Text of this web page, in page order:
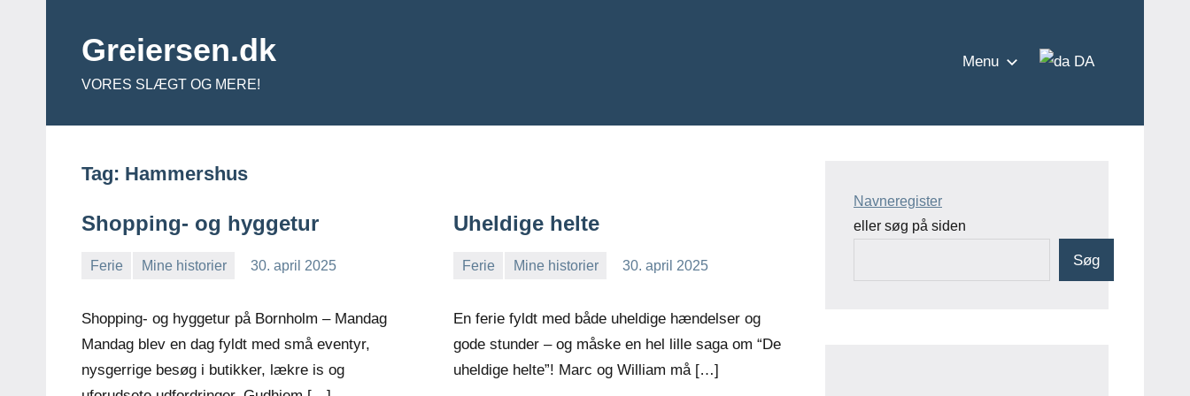
indholdGreiersen.dk
VORES SLÆGT OG MERE!
Menu DA
Tag: Hammershus
Shopping- og hyggetur
Ferie Mine historier
30. april 2025
Shopping- og hyggetur på Bornholm – Mandag
Mandag blev en dag fyldt med små eventyr,
nysgerrige besøg i butikker, lækre is og
Uheldige helte
Ferie Mine historier
30. april 2025
En ferie fyldt med både uheldige hændelser og
gode stunder – og måske en hel lille saga om “De
uheldige helte”! Marc og William må […]
Navneregister
eller søg på siden
Søg